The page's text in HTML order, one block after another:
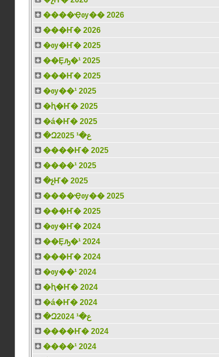
����Ҿѹ�� 2026
���Ҥ� 2026
�ѹ�Ҥ� 2025
��Ȩԡ�¹ 2025
���Ҥ� 2025
�ѹ��¹ 2025
�ԧ�Ҥ� 2025
�á�Ҥ� 2025
�Զع�¹ 2025
����Ҥ� 2025
����¹ 2025
�չҤ� 2025
����Ҿѹ�� 2025
���Ҥ� 2025
�ѹ�Ҥ� 2024
��Ȩԡ�¹ 2024
���Ҥ� 2024
�ѹ��¹ 2024
�ԧ�Ҥ� 2024
�á�Ҥ� 2024
�Զع�¹ 2024
����Ҥ� 2024
����¹ 2024